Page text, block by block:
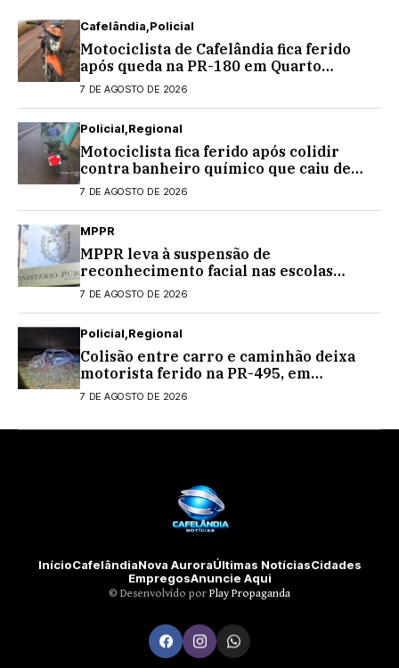
Cafelândia Policial
Motociclista de Cafelândia fica ferido
após queda na PR-180 em Quarto
Centenário
7 DE AGOSTO DE 2026
Policial Regional
Motociclista fica ferido após colidir
contra banheiro químico que caiu de
caminhão na PRC-467, em Cascavel
7 DE AGOSTO DE 2026
MPPR
MPPR leva à suspensão de
reconhecimento facial nas escolas
estaduais
7 DE AGOSTO DE 2026
Policial Regional
Colisão entre carro e caminhão deixa
motorista ferido na PR-495, em
Medianeira
7 DE AGOSTO DE 2026
InícioCafelândiaNova AuroraÚltimas NotíciasCidades
EmpregosAnuncie Aqui
©️ Desenvolvido por Play Propaganda